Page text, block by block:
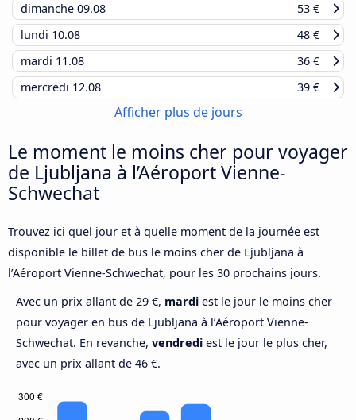
dimanche 09.08
53 €
lundi 10.08
48 €
mardi 11.08
36 €
mercredi 12.08 39 €
Afficher plus de jours
Le moment le moins cher pour voyager
de Ljubljana à l’Aéroport Vienne-
Schwechat
Trouvez ici quel jour et à quelle moment de la journée est
disponible le billet de bus le moins cher de Ljubljana à
l’Aéroport Vienne-Schwechat, pour les 30 prochains jours.
Avec un prix allant de 29 €, mardi est le jour le moins cher
pour voyager en bus de Ljubljana à l’Aéroport Vienne-
Schwechat. En revanche, vendredi est le jour le plus cher,
avec un prix allant de 46 €.